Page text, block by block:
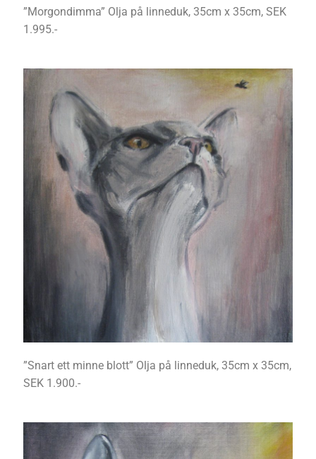
”Morgondimma” Olja på linneduk, 35cm x 35cm, SEK
1.995.-
”Snart ett minne blott” Olja på linneduk, 35cm x 35cm,
SEK 1.900.-